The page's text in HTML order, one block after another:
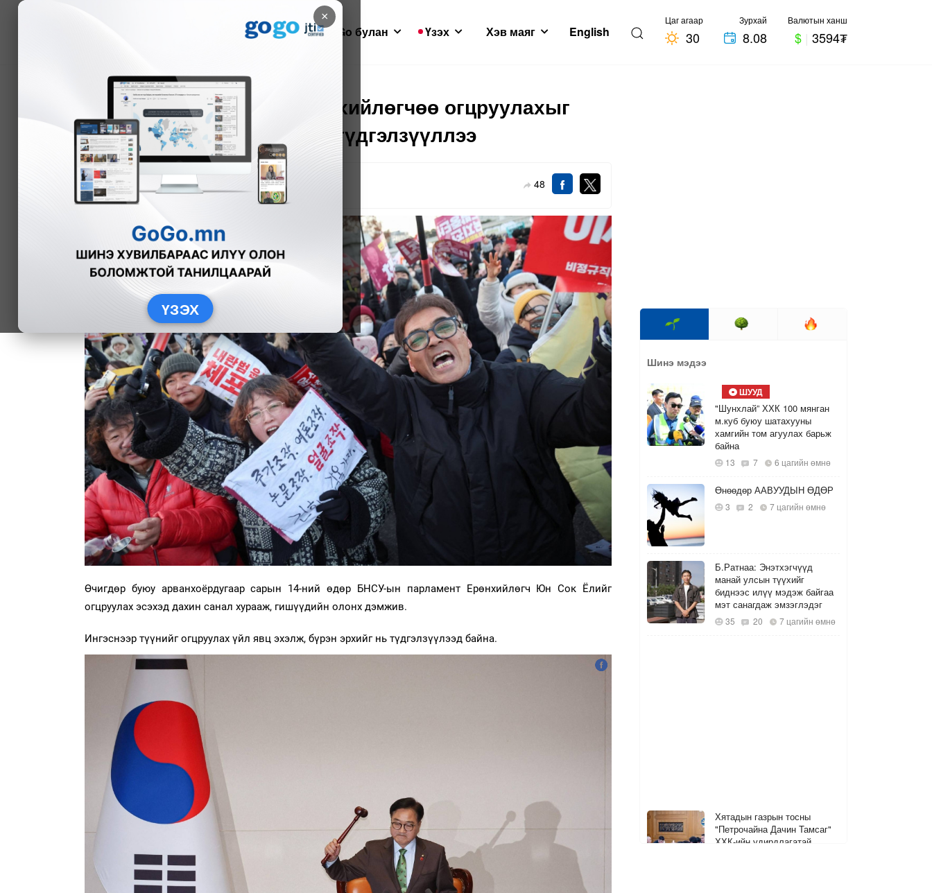
×
ҮЗЭХ
Мэдээ GoGo булан Үзэх Хэв маяг English
Цаг агаар
30
Зурхай
8.08
Валютын ханш
$ | 3594₮
БНСУ-ын парламент Ерөнхийлөгчөө огцруулахыг
дэмжиж, бүрэн эрхийг нь түдгэлзүүллээ
А.Номин Дэлхийд 2024-12-15 48
Өчигдөр буюу арванхоёрдугаар сарын 14-ний өдөр БНСУ-ын парламент Ерөнхийлөгч Юн Сок Ёлийг
огцруулах эсэхэд дахин санал хурааж, гишүүдийн олонх дэмжив.
Ингэснээр түүнийг огцруулах үйл явц эхэлж, бүрэн эрхийг нь түдгэлзүүлээд байна.
Шинэ мэдээ
ШУУД
"Шунхлай” ХХК 100 мянган
м.куб буюу шатахууны
хамгийн том агуулах барьж
байна
13 7 6 цагийн өмнө
Өнөөдөр ААВУУДЫН ӨДӨР
3 2 7 цагийн өмнө
Б.Ратнаа: Энэтхэгчүүд
манай улсын түүхийг
биднээс илүү мэдэж байгаа
мэт санагдаж эмзэглэдэг
35 20 7 цагийн өмнө
Хятадын газрын тосны
"Петрочайна Дачин Тамсаг"
ХХК-ийн удирдлагатай